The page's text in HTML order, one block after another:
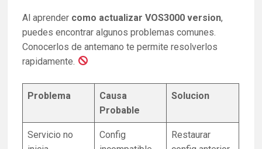
Al aprender como actualizar VOS3000 version,
puedes encontrar algunos problemas comunes.
Conocerlos de antemano te permite resolverlos
rapidamente.
Problema
Causa
Probable
Solucion
Servicio no
Config
Restaurar